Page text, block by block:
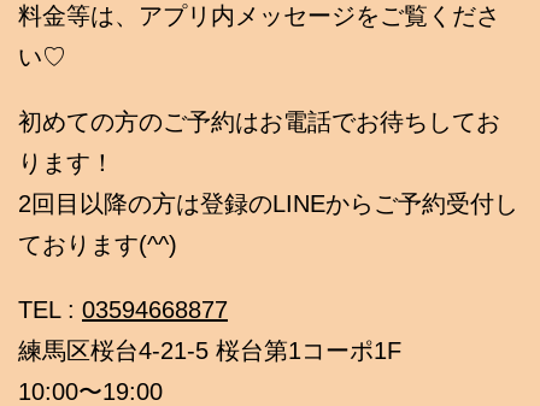
料金等は、アプリ内メッセージをご覧くださ
い♡
初めての方のご予約はお電話でお待ちしてお
ります！
2回目以降の方は登録のLINEからご予約受付し
ております(^^)
TEL : 03594668877
練馬区桜台4-21-5 桜台第1コーポ1F
10:00〜19:00